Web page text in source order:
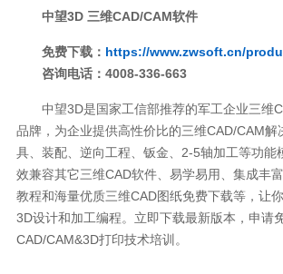
中望3D 三维CAD/CAM软件
免费下载： https://www.zwsoft.cn/
咨询电话：4008-336-663
中望3D是国家工信部推荐的军工企业三维
品牌，为企业提供高性价比的三维CAD/CAM解
具、装配、逆向工程、钣金、2-5轴加工等功能
效兼容其它三维CAD软件、易学易用、集成丰
教程和海量优质三维CAD图纸免费下载等，让
3D设计和加工编程。立即下载最新版本，申请
CAD/CAM&3D打印技术培训。